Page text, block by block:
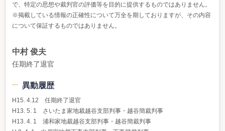
で、特定の思想や裁判官の評価等を目的に提供するものではありません。
※掲載している情報の正確性について万全を期しておりますが、その内容
について保証するものではありません。
中村 俊夫
任期終了退官
異動履歴
H15. 4.12 任期終了退官
H13. 5. 1 さいたま家地裁越谷支部判事・越谷簡裁判事
H13. 4. 1 浦和家地裁越谷支部判事・越谷簡裁判事